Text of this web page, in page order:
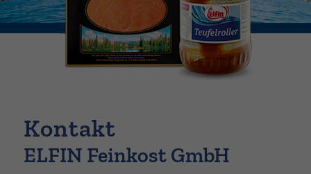
Kontakt
ELFIN Feinkost GmbH